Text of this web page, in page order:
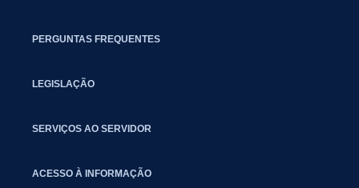
PERGUNTAS FREQUENTES
LEGISLAÇÃO
SERVIÇOS AO SERVIDOR
ACESSO À INFORMAÇÃO